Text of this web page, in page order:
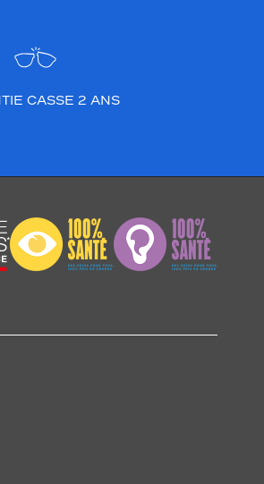
CASSE 2 ANS